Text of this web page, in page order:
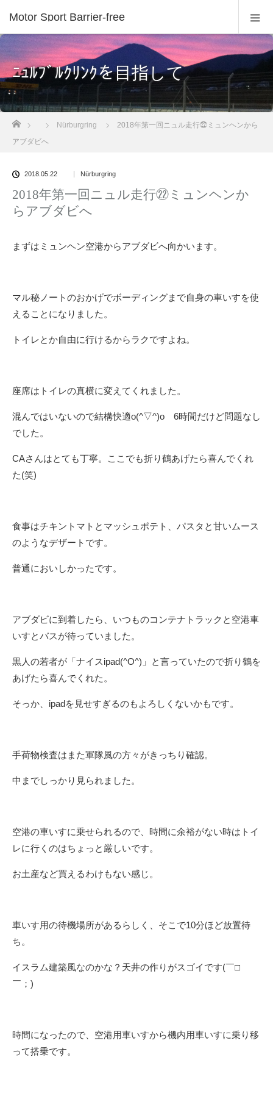
Motor Sport Barrier-free
ﾆｭﾙﾌﾞﾙｸﾘﾝｸを目指して
Nürburgring
2018年第一回ニュル走行㉒ミュンヘンから
アブダビへ
2018.05.22 Nürburgring
2018年第一回ニュル走行㉒ミュンヘンか
らアブダビへ
まずはミュンヘン空港からアブダビへ向かいます。
マル秘ノートのおかげでボーディングまで自身の車いすを使
えることになりました。
トイレとか自由に行けるからラクですよね。
座席はトイレの真横に変えてくれました。
混んではいないので結構快適o(^▽^)o 6時間だけど問題なし
でした。
CAさんはとても丁寧。ここでも折り鶴あげたら喜んでくれ
た(笑)
食事はチキントマトとマッシュポテト、パスタと甘いムース
のようなデザートです。
普通においしかったです。
アブダビに到着したら、いつものコンテナトラックと空港車
いすとバスが待っていました。
黒人の若者が「ナイスipad(^O^)」と言っていたので折り鶴を
あげたら喜んでくれた。
そっか、ipadを見せすぎるのもよろしくないかもです。
手荷物検査はまた軍隊風の方々がきっちり確認。
中までしっかり見られました。
空港の車いすに乗せられるので、時間に余裕がない時はトイ
レに行くのはちょっと厳しいです。
お土産など買えるわけもない感じ。
車いす用の待機場所があるらしく、そこで10分ほど放置待
ち。
イスラム建築風なのかな？天井の作りがスゴイです(￣□
￣；)
時間になったので、空港用車いすから機内用車いすに乗り移
って搭乗です。